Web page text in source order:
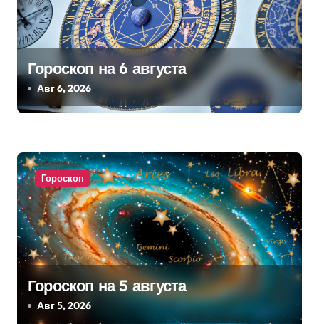
с
я
м
Гороскоп на 6 августа
Авг 6, 2026
Гороскоп
Гороскоп на 5 августа
Авг 5, 2026